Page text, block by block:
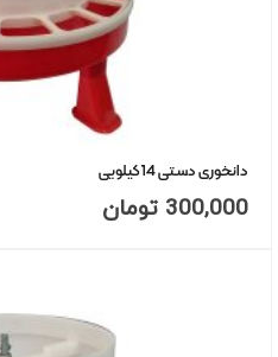
دانخوری دستی 14 کیلویی
300,000 تومان